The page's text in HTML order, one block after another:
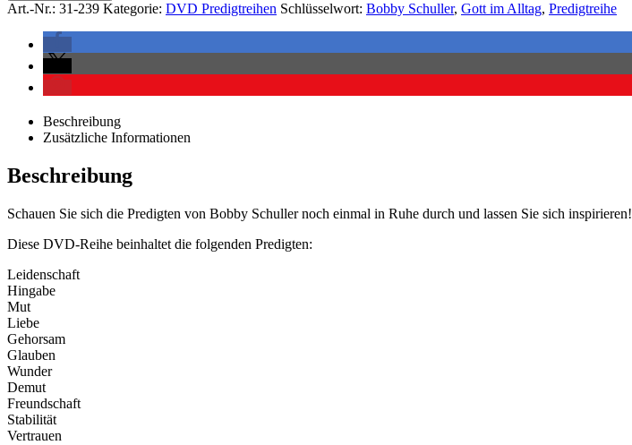
Art.-Nr.: 31-239 Kategorie: DVD Predigtreihen Schlüsselwort: Bobby Schuller, Gott im Alltag, Predigtreihe
Beschreibung
Zusätzliche Informationen
Beschreibung
Schauen Sie sich die Predigten von Bobby Schuller noch einmal in Ruhe durch und lassen Sie sich inspirieren!
Diese DVD-Reihe beinhaltet die folgenden Predigten:
Leidenschaft
Hingabe
Mut
Liebe
Gehorsam
Glauben
Wunder
Demut
Freundschaft
Stabilität
Vertrauen